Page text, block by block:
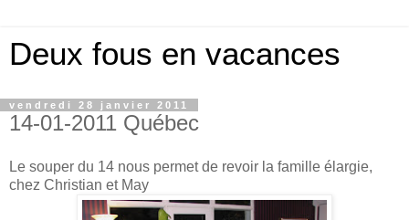
Deux fous en vacances
vendredi 28 janvier 2011
14-01-2011 Québec
Le souper du 14 nous permet de revoir la famille élargie,
chez Christian et May